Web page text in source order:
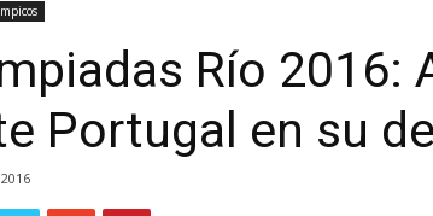
Río 2016:
Portugal en su